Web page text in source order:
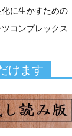
に生かすための
コンプレックス
けます